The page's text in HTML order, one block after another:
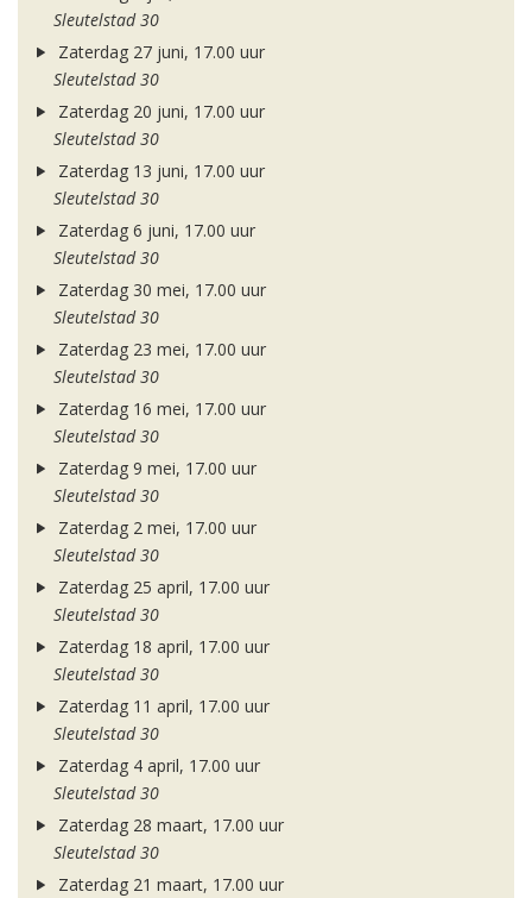
Sleutelstad 30
Zaterdag 27 juni, 17.00 uur
Sleutelstad 30
Zaterdag 20 juni, 17.00 uur
Sleutelstad 30
Zaterdag 13 juni, 17.00 uur
Sleutelstad 30
Zaterdag 6 juni, 17.00 uur
Sleutelstad 30
Zaterdag 30 mei, 17.00 uur
Sleutelstad 30
Zaterdag 23 mei, 17.00 uur
Sleutelstad 30
Zaterdag 16 mei, 17.00 uur
Sleutelstad 30
Zaterdag 9 mei, 17.00 uur
Sleutelstad 30
Zaterdag 2 mei, 17.00 uur
Sleutelstad 30
Zaterdag 25 april, 17.00 uur
Sleutelstad 30
Zaterdag 18 april, 17.00 uur
Sleutelstad 30
Zaterdag 11 april, 17.00 uur
Sleutelstad 30
Zaterdag 4 april, 17.00 uur
Sleutelstad 30
Zaterdag 28 maart, 17.00 uur
Sleutelstad 30
Zaterdag 21 maart, 17.00 uur